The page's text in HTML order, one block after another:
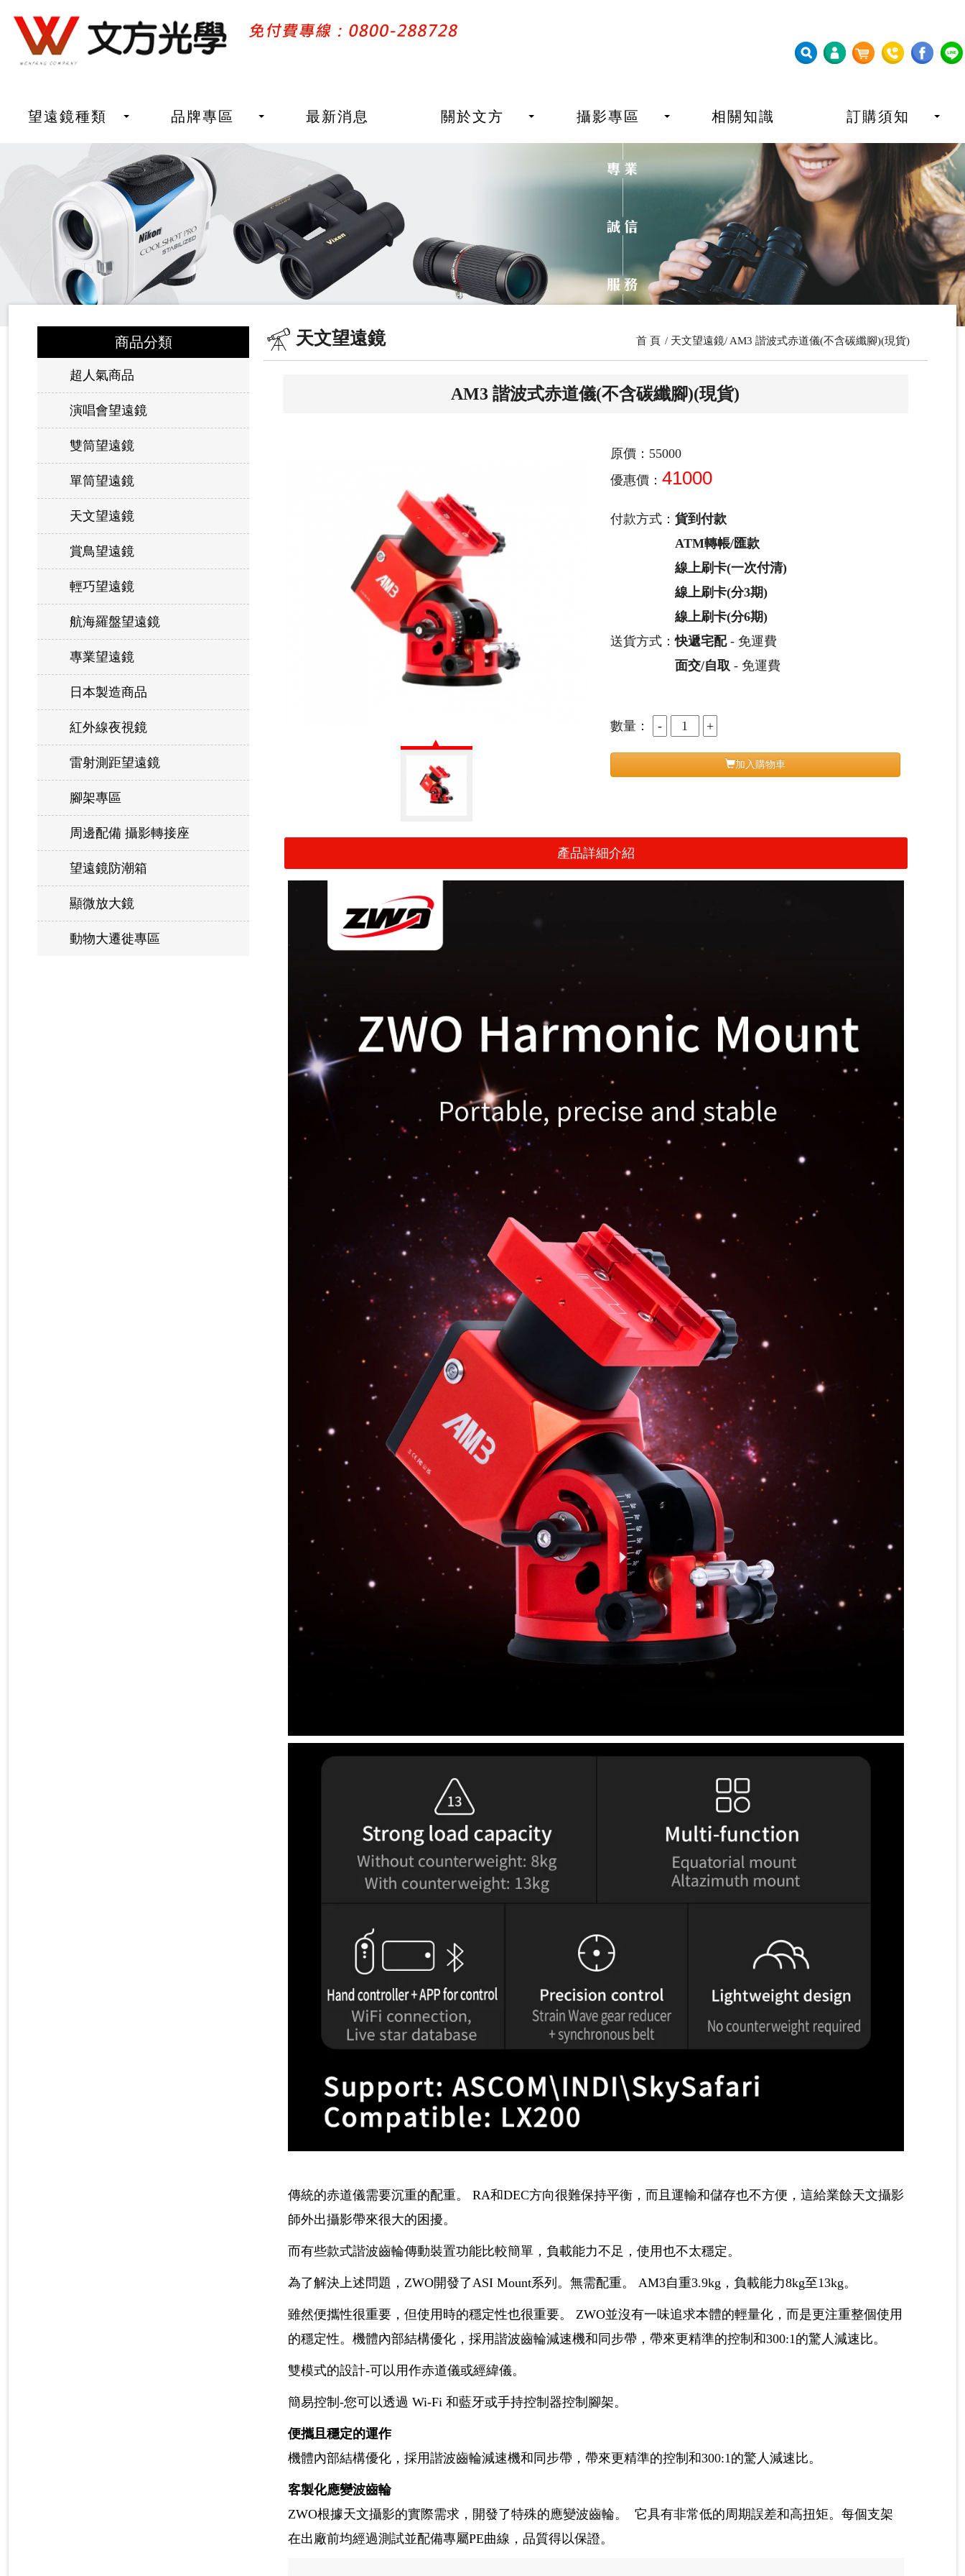
望遠鏡種類 品牌專區 最新消息 關於文方 攝影專區 相關知識 訂購須知
商品分類
超人氣商品
演唱會望遠鏡
雙筒望遠鏡
單筒望遠鏡
天文望遠鏡
賞鳥望遠鏡
輕巧望遠鏡
航海羅盤望遠鏡
專業望遠鏡
日本製造商品
紅外線夜視鏡
雷射測距望遠鏡
腳架專區
周邊配備 攝影轉接座
望遠鏡防潮箱
顯微放大鏡
動物大遷徙專區
天文望遠鏡 首 頁 天文望遠鏡 AM3 諧波式赤道儀(不含碳纖腳)(現貨)
AM3 諧波式赤道儀(不含碳纖腳)(現貨)
原價：55000
優惠價： 41000
付款方式： 貨到付款
ATM轉帳/匯款
線上刷卡(一次付清)
線上刷卡(分3期)
線上刷卡(分6期)
送貨方式：快遞宅配- 免運費
面交/自取 - 免運費
數量：
加入購物車
產品詳細介紹
傳統的赤道儀需要沉重的配重。 RA和DEC方向很難保持平衡，而且運輸和儲存也不方便，這給業餘天文攝影
師外出攝影帶來很大的困擾。
而有些款式諧波齒輪傳動裝置功能比較簡單，負載能力不足，使用也不太穩定。
為了解決上述問題，ZWO開發了ASI Mount系列。無需配重。 AM3自重3.9kg，負載能力8kg至13kg。
雖然便攜性很重要，但使用時的穩定性也很重要。 ZWO並沒有一味追求本體的輕量化，而是更注重整個使用
的穩定性。機體內部結構優化，採用諧波齒輪減速機和同步帶，帶來更精準的控制和300:1的驚人減速比。
雙模式的設計-可以用作赤道儀或經緯儀。
簡易控制-您可以透過 Wi-Fi 和藍牙或手持控制器控制腳架。
便攜且穩定的運作
機體內部結構優化，採用諧波齒輪減速機和同步帶，帶來更精準的控制和300:1的驚人減速比。
客製化應變波齒輪
ZWO根據天文攝影的實際需求，開發了特殊的應變波齒輪。 它具有非常低的周期誤差和高扭矩。每個支架
在出廠前均經過測試並配備專屬PE曲線，品質得以保證。